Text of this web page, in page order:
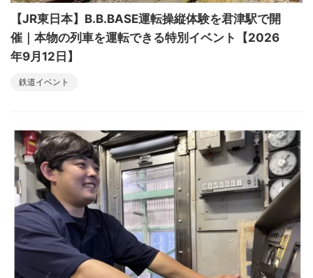
【JR東日本】B.B.BASE運転操縦体験を君津駅で開
催｜本物の列車を運転できる特別イベント【2026
年9月12日】
鉄道イベント